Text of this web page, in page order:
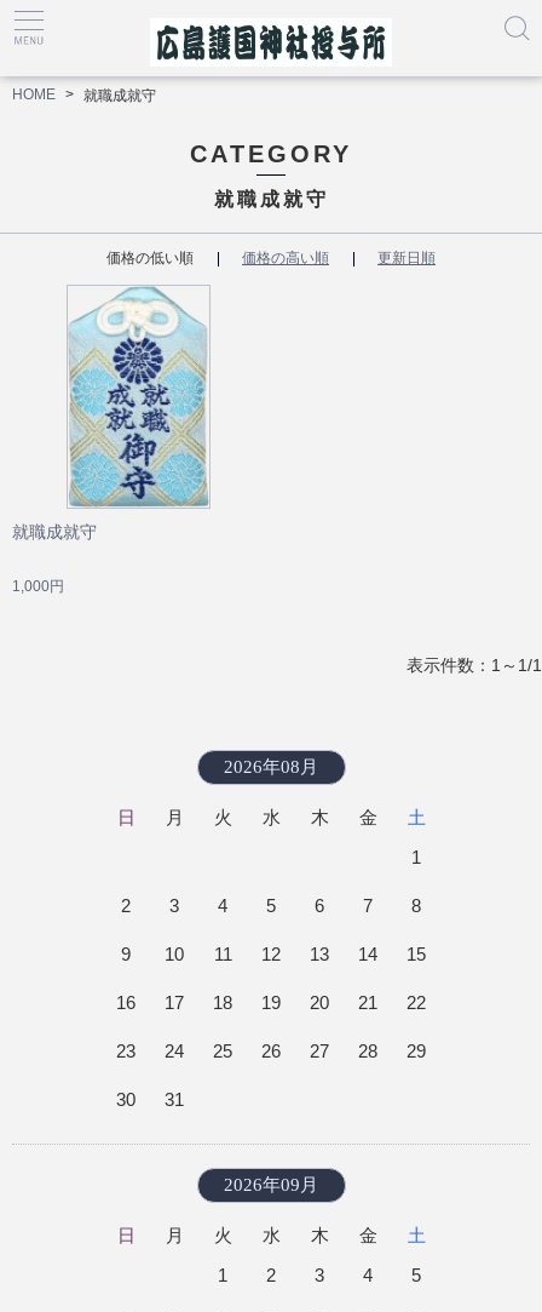
HOME 就職成就守
CATEGORY
就職成就守
価格の低い順 価格の高い順 更新日順
就職成就守
1,000円
表示件数：1～1/1
2026年08月
日 月 火 水 木 金
土
1
2 3 4 5 6 7 8
9 10 11 12 13 14 15
16 17 18 19 20 21 22
23 24 25 26 27 28 29
30 31
2026年09月
日 月 火 水 木 金
土
1
2 3 4 5